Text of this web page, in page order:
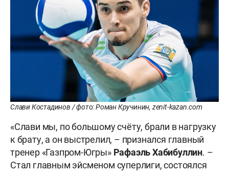
Слави Костадинов / фото: Роман Кручинин, zenit-kazan.com
«Слави мы, по большому счёту, брали в нагрузку
к брату, а он выстрелил, – признался главный
тренер «Газпром-Югры» Рафаэль Хабибуллин. –
Стал главным эйсменом суперлиги, состоялся